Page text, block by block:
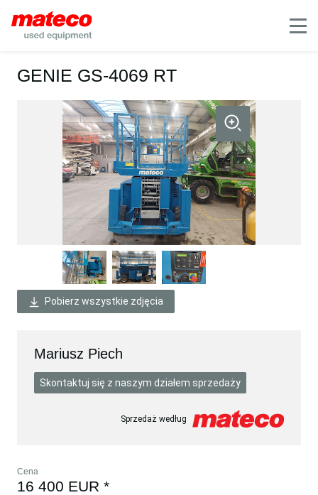
GENIE GS-4069 RT
Pobierz wszystkie zdjęcia
Mariusz Piech
Skontaktuj się z naszym działem sprzedaży
Sprzedaż według
Cena
16 400 EUR *